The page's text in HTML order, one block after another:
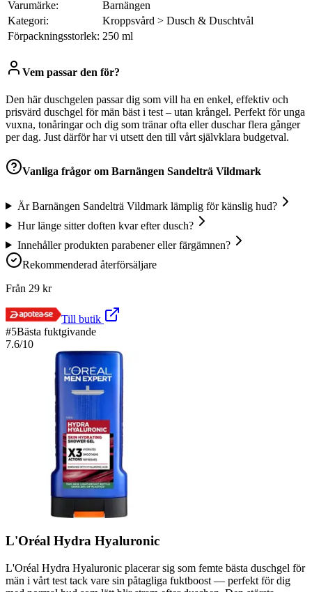
Varumärke:
Barnängen
Kategori:
Kroppsvård > Dusch & Duschtvål
Förpackningsstorlek: 250 ml
Vem passar den för?
Den här duschgelen passar dig som vill ha en enkel, effektiv och
prisvärd duschgel för män bäst i test – utan krångel. Perfekt för unga
vuxna, tonåringar och dig som tränar ofta eller duschar flera gånger
per dag. Just därför har vi utsett den till vårt självklara budgetval.
Vanliga frågor om Barnängen Sandelträ Vildmark
Är Barnängen Sandelträ Vildmark lämplig för känslig hud?
Hur länge sitter doften kvar efter dusch?
Innehåller produkten parabener eller färgämnen?
Rekommenderad återförsäljare
Från 29 kr
Till butik
#5Bästa fuktgivande
7.6/10
L'Oréal Hydra Hyaluronic
L'Oréal Hydra Hyaluronic placerar sig som femte bästa duschgel för
män i vårt test tack vare sin påtagliga fuktboost — perfekt för dig